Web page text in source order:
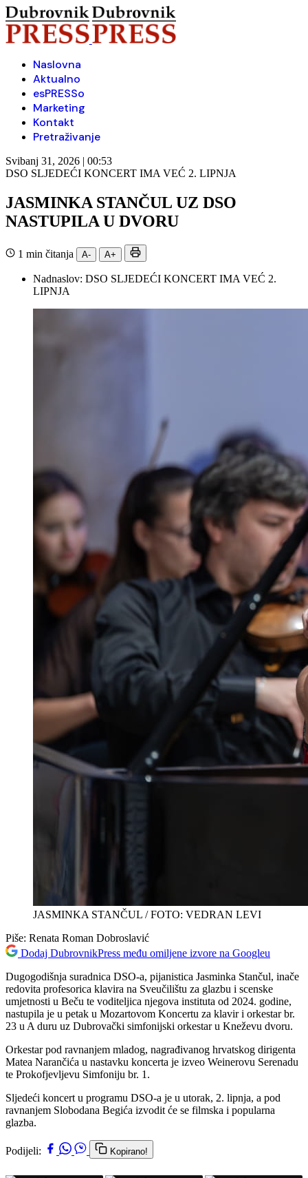
Naslovna
Aktualno
esPRESSo
Marketing
Kontakt
Pretraživanje
Svibanj 31, 2026 | 00:53
DSO SLJEDEĆI KONCERT IMA VEĆ 2. LIPNJA
JASMINKA STANČUL UZ DSO
NASTUPILA U DVORU
1 min čitanja A- A+
Nadnaslov: DSO SLJEDEĆI KONCERT IMA VEĆ 2.
LIPNJA
JASMINKA STANČUL / FOTO: VEDRAN LEVI
Piše: Renata Roman Dobroslavić
Dodaj DubrovnikPress među omiljene izvore na Googleu
Dugogodišnja suradnica DSO-a, pijanistica Jasminka Stančul, inače
redovita profesorica klavira na Sveučilištu za glazbu i scenske
umjetnosti u Beču te voditeljica njegova instituta od 2024. godine,
nastupila je u petak u Mozartovom Koncertu za klavir i orkestar br.
23 u A duru uz Dubrovački simfonijski orkestar u Kneževu dvoru.
Orkestar pod ravnanjem mladog, nagrađivanog hrvatskog dirigenta
Matea Narančića u nastavku koncerta je izveo Weinerovu Serenadu
te Prokofjevljevu Simfoniju br. 1.
Sljedeći koncert u programu DSO-a je u utorak, 2. lipnja, a pod
ravnanjem Slobodana Begića izvodit će se filmska i popularna
glazba.
Podijeli: Kopirano!